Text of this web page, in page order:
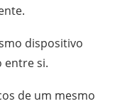
dispositivo
entre si.
de um mesmo